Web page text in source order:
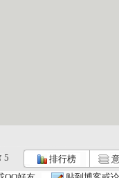
5 排行榜